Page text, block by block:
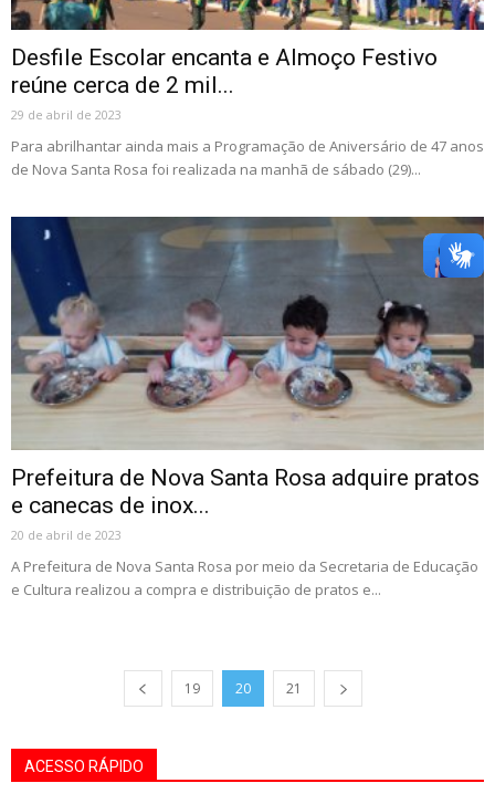
Desfile Escolar encanta e Almoço Festivo
reúne cerca de 2 mil...
29 de abril de 2023
Para abrilhantar ainda mais a Programação de Aniversário de 47 anos
de Nova Santa Rosa foi realizada na manhã de sábado (29)...
Prefeitura de Nova Santa Rosa adquire pratos
e canecas de inox...
20 de abril de 2023
A Prefeitura de Nova Santa Rosa por meio da Secretaria de Educação
e Cultura realizou a compra e distribuição de pratos e...
19 20 21
ACESSO RÁPIDO